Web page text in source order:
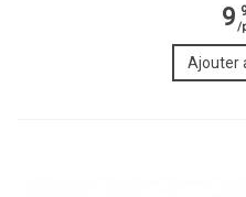
9/